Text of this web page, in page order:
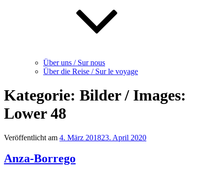
Über uns / Sur nous
Über die Reise / Sur le voyage
Kategorie: Bilder / Images:
Lower 48
Veröffentlicht am 4. März 201823. April 2020
Anza-Borrego